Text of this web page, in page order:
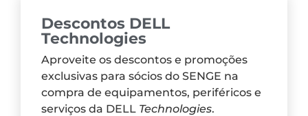
Descontos DELL
Technologies
Aproveite os descontos e promoções
exclusivas para sócios do SENGE na
compra de equipamentos, periféricos e
serviços da DELL Technologies.